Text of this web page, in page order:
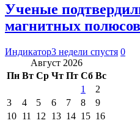
Ученые
магнитных
Индикатор3 недели спустя 0
Август 2026
Пн Вт Ср Чт Пт Сб Вс
1
2
3
4 5 6 7 8
9
10 11 12 13 14 15 16